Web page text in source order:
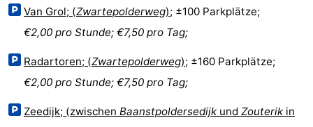
Zwinhoeve
Hotels
Lastminutes
Strand
Sehen
Van Grol; (Zwartepolderweg); ±100 Parkplätze;
€2,00 pro Stunde; €7,50 pro Tag;
Radartoren; (Zwartepolderweg); ±160 Parkplätze;
€2,00 pro Stunde; €7,50 pro Tag;
Zeedijk; (zwischen Baanstpoldersedijk und Zouterik in